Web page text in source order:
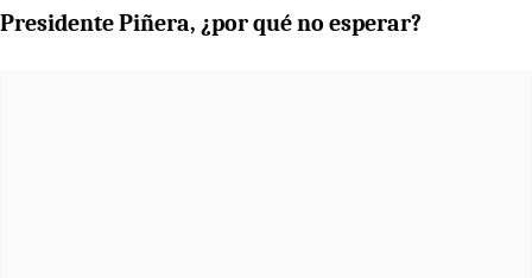
Presidente Piñera, ¿por qué no esperar?